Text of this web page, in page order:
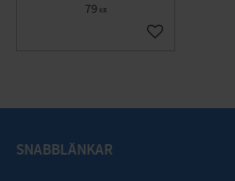
79 KR
Gem som favorit
SNABBLÄNKAR